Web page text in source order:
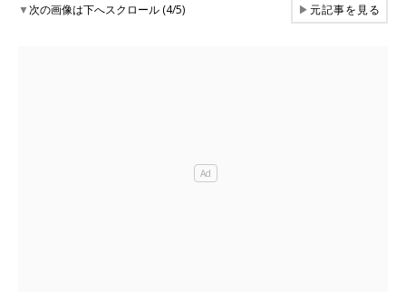
▼次の画像は下へスクロール (4/5) ▶元記事を見る